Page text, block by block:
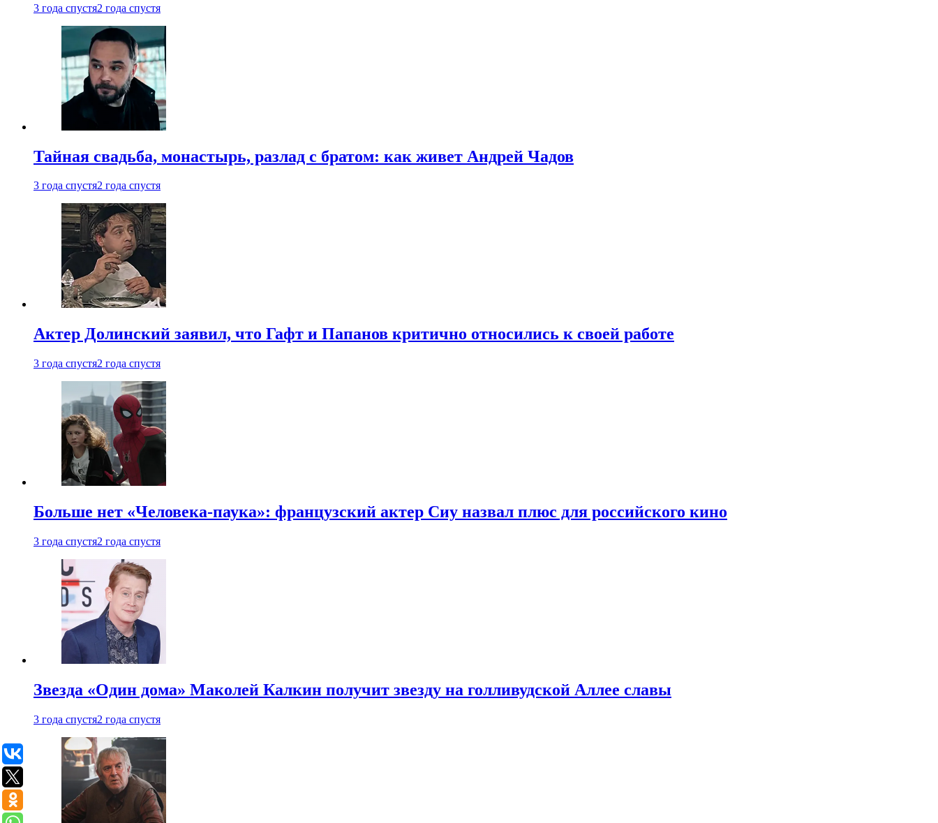
3 года спустя2 года спустя
Тайная свадьба, монастырь, разлад с братом: как живет Андрей Чадов
3 года спустя2 года спустя
Актер Долинский заявил, что Гафт и Папанов критично относились к своей работе
3 года спустя2 года спустя
Больше нет «Человека-паука»: французский актер Сиу назвал плюс для российского кино
3 года спустя2 года спустя
Звезда «Один дома» Маколей Калкин получит звезду на голливудской Аллее славы
3 года спустя2 года спустя